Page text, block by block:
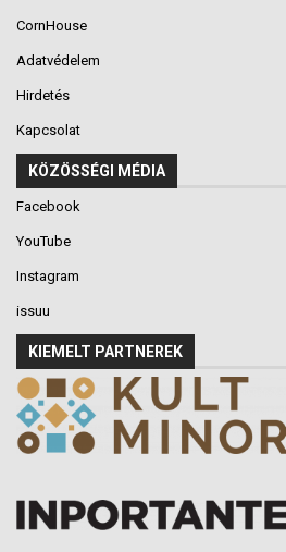
CornHouse
Adatvédelem
Hirdetés
Kapcsolat
KÖZÖSSÉGI MÉDIA
Facebook
YouTube
Instagram
issuu
KIEMELT PARTNEREK